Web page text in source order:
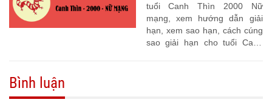
tuổi Canh Thìn 2000 Nữ
mạng, xem hướng dẫn giải
hạn, xem sao hạn, cách cúng
sao giải hạn cho tuổi Canh
Bình luận